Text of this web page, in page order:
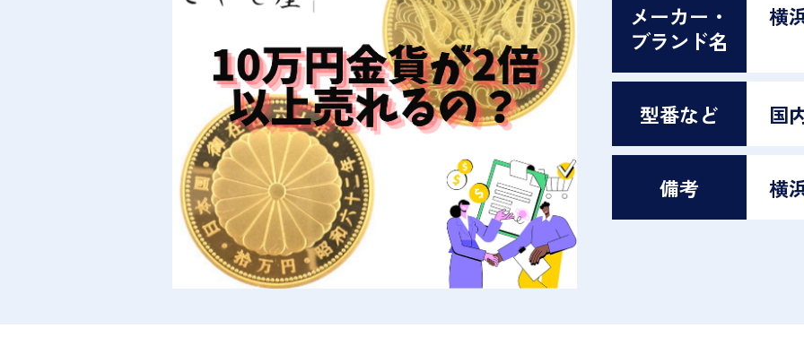
メーカー・
ブランド名
横
型番など 国
備考 横